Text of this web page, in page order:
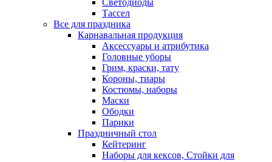
Светодиоды
Тассел
Все для праздника
Карнавальная продукция
Аксессуары и атрибутика
Головные уборы
Грим, краски, тату
Короны, тиары
Костюмы, наборы
Маски
Ободки
Парики
Праздничный стол
Кейтеринг
Наборы для кексов, Стойки для